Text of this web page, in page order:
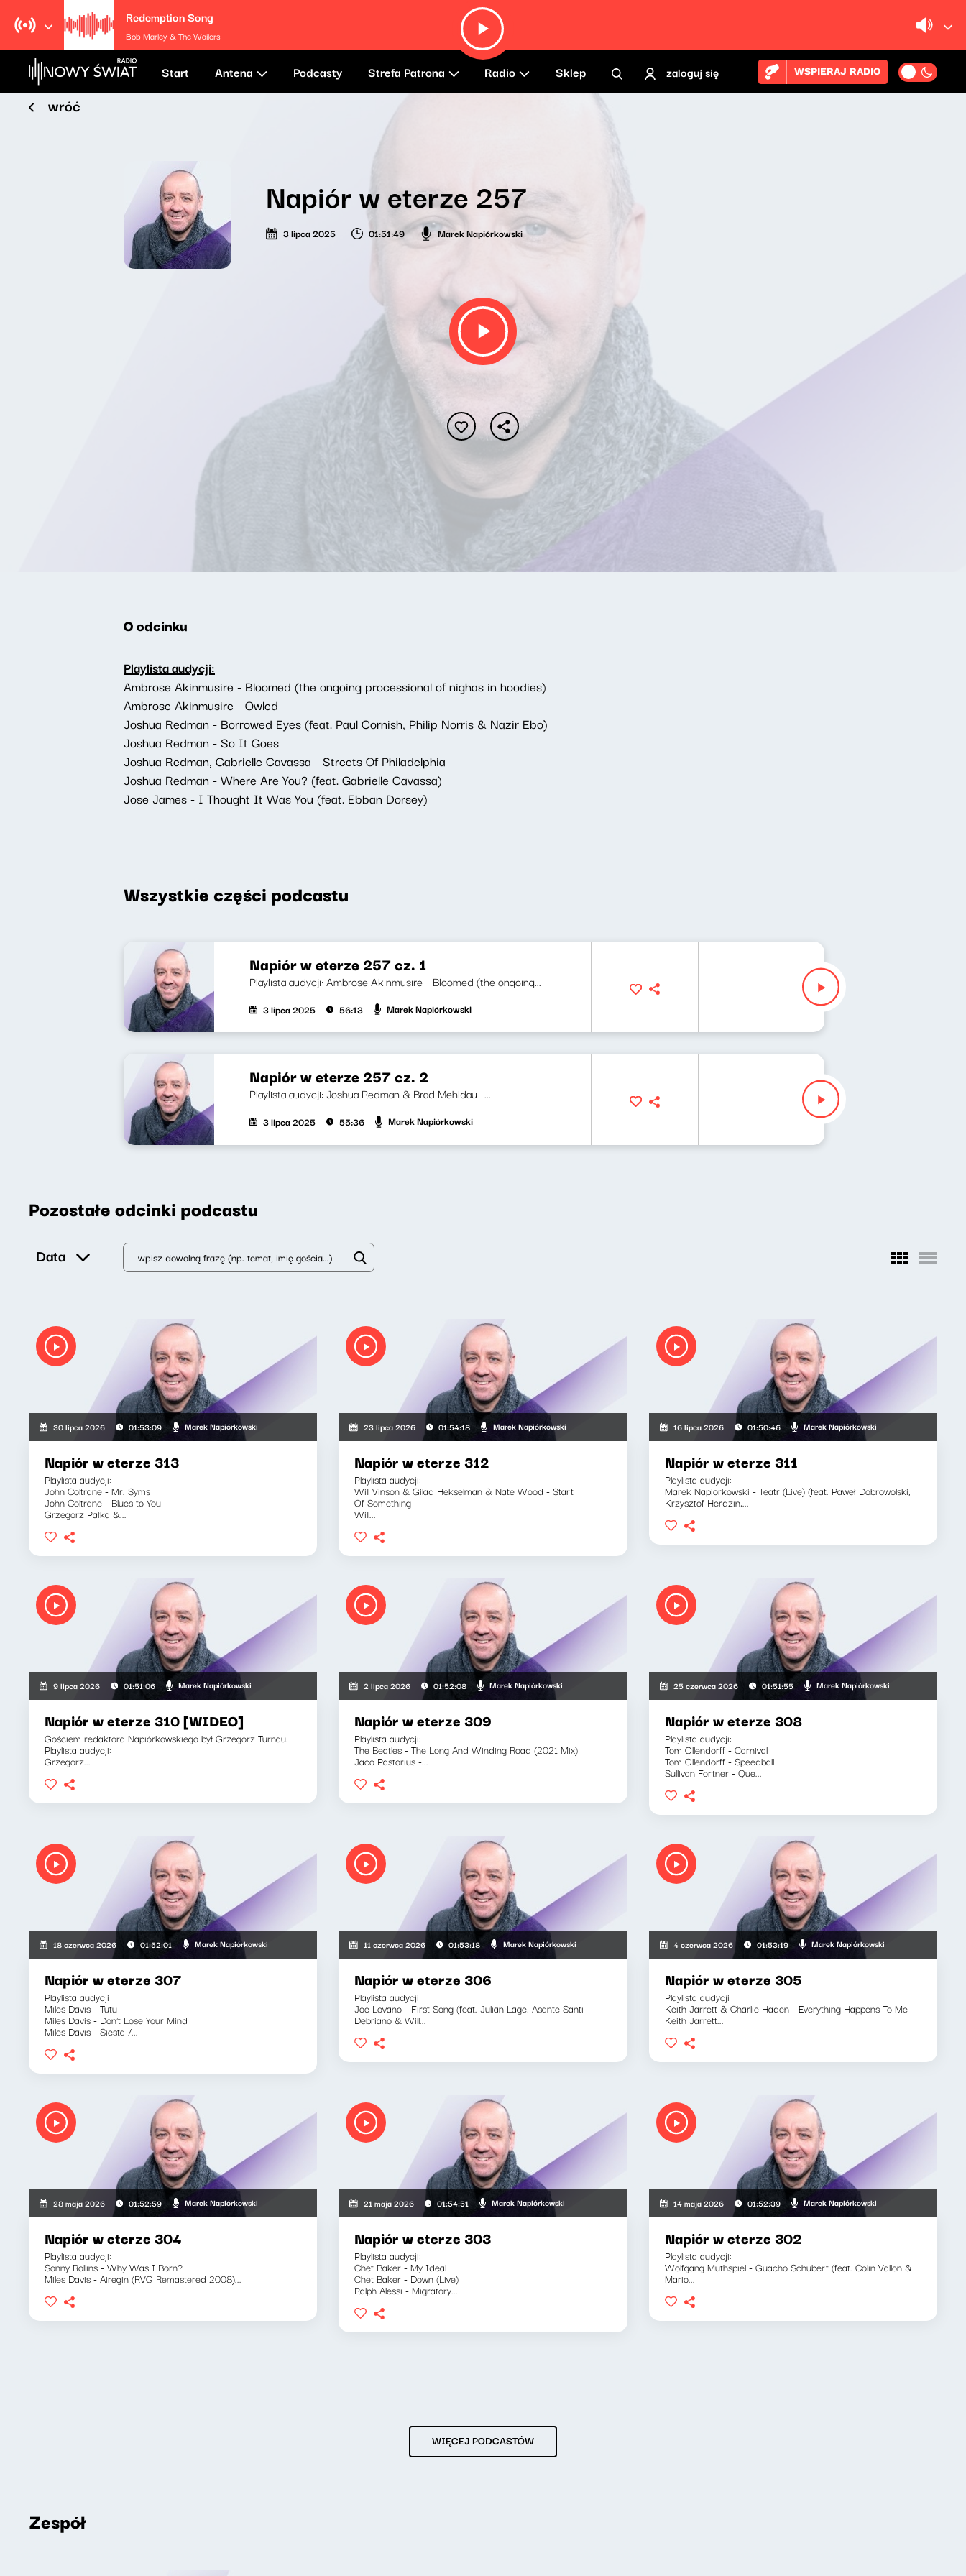
Redemption Song
Bob Marley & The Wailers
Start Antena Podcasty Strefa Patrona Radio Sklep zaloguj się WSPIERAJ RADIO
wróć
Napiór w eterze 257
3 lipca 2025 01:51:49 Marek Napiórkowski
O odcinku
Playlista audycji:
Ambrose Akinmusire - Bloomed (the ongoing processional of nighas in hoodies)
Ambrose Akinmusire - Owled
Joshua Redman - Borrowed Eyes (feat. Paul Cornish, Philip Norris & Nazir Ebo)
Joshua Redman - So It Goes
Joshua Redman, Gabrielle Cavassa - Streets Of Philadelphia
Joshua Redman - Where Are You? (feat. Gabrielle Cavassa)
Jose James - I Thought It Was You (feat. Ebban Dorsey)
Wszystkie części podcastu
Napiór w eterze 257 cz. 1
Playlista audycji: Ambrose Akinmusire - Bloomed (the ongoing...
3 lipca 2025 56:13 Marek Napiórkowski
Napiór w eterze 257 cz. 2
Playlista audycji: Joshua Redman & Brad Mehldau -...
3 lipca 2025 55:36 Marek Napiórkowski
Pozostałe odcinki podcastu
Data
30 lipca 2026 01:53:09 Marek Napiórkowski
Napiór w eterze 313
Playlista audycji:
John Coltrane - Mr. Syms
John Coltrane - Blues to You
Grzegorz Pałka &...
23 lipca 2026 01:54:18 Marek Napiórkowski
Napiór w eterze 312
Playlista audycji:
Will Vinson & Gilad Hekselman & Nate Wood - Start
Of Something
Will...
16 lipca 2026 01:50:46 Marek Napiórkowski
Napiór w eterze 311
Playlista audycji:
Marek Napiorkowski - Teatr (Live) (feat. Paweł Dobrowolski,
Krzysztof Herdzin,...
9 lipca 2026 01:51:06 Marek Napiórkowski
Napiór w eterze 310 [WIDEO]
Gościem redaktora Napiórkowskiego był Grzegorz Turnau.
Playlista audycji:
Grzegorz...
2 lipca 2026 01:52:08 Marek Napiórkowski
Napiór w eterze 309
Playlista audycji:
The Beatles - The Long And Winding Road (2021 Mix)
Jaco Pastorius -...
25 czerwca 2026 01:51:55 Marek Napiórkowski
Napiór w eterze 308
Playlista audycji:
Tom Ollendorff - Carnival
Tom Ollendorff - Speedball
Sullivan Fortner - Que...
18 czerwca 2026 01:52:01 Marek Napiórkowski
Napiór w eterze 307
Playlista audycji:
Miles Davis - Tutu
Miles Davis - Don't Lose Your Mind
Miles Davis - Siesta /...
11 czerwca 2026 01:53:18 Marek Napiórkowski
Napiór w eterze 306
Playlista audycji:
Joe Lovano - First Song (feat. Julian Lage, Asante Santi
Debriano & Will...
4 czerwca 2026 01:53:19 Marek Napiórkowski
Napiór w eterze 305
Playlista audycji:
Keith Jarrett & Charlie Haden - Everything Happens To Me
Keith Jarrett...
28 maja 2026 01:52:59 Marek Napiórkowski
Napiór w eterze 304
Playlista audycji:
Sonny Rollins - Why Was I Born?
Miles Davis - Airegin (RVG Remastered 2008)...
21 maja 2026 01:54:51 Marek Napiórkowski
Napiór w eterze 303
Playlista audycji:
Chet Baker - My Ideal
Chet Baker - Down (Live)
Ralph Alessi - Migratory...
14 maja 2026 01:52:39 Marek Napiórkowski
Napiór w eterze 302
Playlista audycji:
Wolfgang Muthspiel - Guacho Schubert (feat. Colin Vallon &
Mario...
WIĘCEJ PODCASTÓW
Zespół